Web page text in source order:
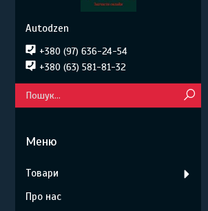
Autodzen
+380 (97) 636-24-54
+380 (63) 581-81-32
Товари
Про нас